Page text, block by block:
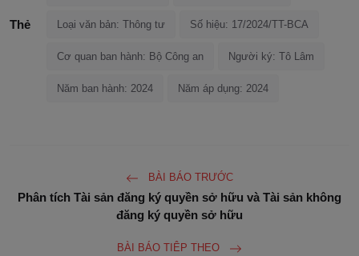
Thẻ Loại văn bản: Thông tư Số hiệu: 17/2024/TT-BCA
Cơ quan ban hành: Bộ Công an Người ký: Tô Lâm
Năm ban hành: 2024 Năm áp dụng: 2024
BÀI BÁO TRƯỚC
Phân tích Tài sản đăng ký quyền sở hữu và Tài sản không
đăng ký quyền sở hữu
BÀI BÁO TIÊP THEO